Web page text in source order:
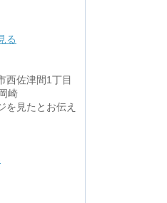
る
西佐津間1丁目
崎
を見たとお伝え